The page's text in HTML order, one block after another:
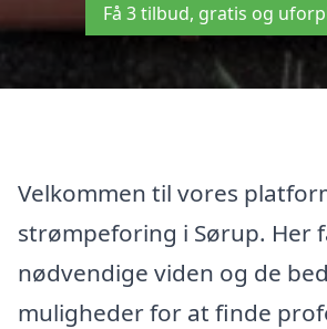
Få 3 tilbud, gratis og
Velkommen til vores
strømpeforing i Sørup. Her
nødvendige viden og de
muligheder for at finde